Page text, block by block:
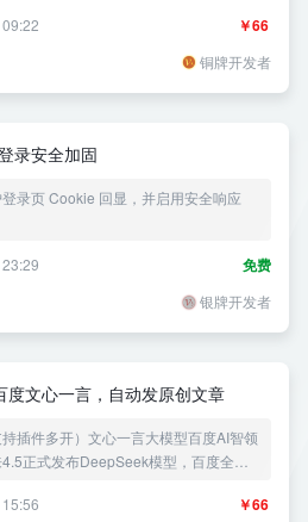
￥66
铜牌开发者
录安全加固
录页 Cookie 回显，并启用安全响应
免费
银牌开发者
度文心一言，自动发原创文章
持插件多开）文心一言大模型百度AI智领
正式发布DeepSeek模型，百度全新
，AI发布可以生成本地TXT文章，￥66